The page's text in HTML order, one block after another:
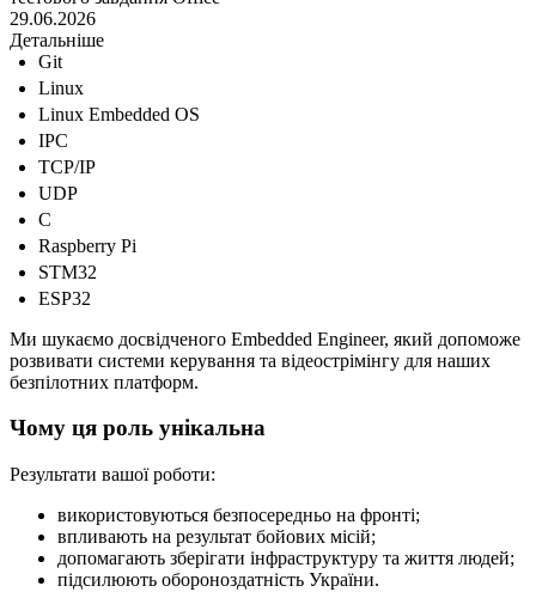
29.06.2026
Детальніше
Git
Linux
Linux Embedded OS
IPC
TCP/IP
UDP
C
Raspberry Pi
STM32
ESP32
Ми шукаємо досвідченого Embedded Engineer, який допоможе
розвивати системи керування та відеострімінгу для наших
безпілотних платформ.
Чому ця роль унікальна
Результати вашої роботи:
використовуються безпосередньо на фронті;
впливають на результат бойових місій;
допомагають зберігати інфраструктуру та життя людей;
підсилюють обороноздатність України.